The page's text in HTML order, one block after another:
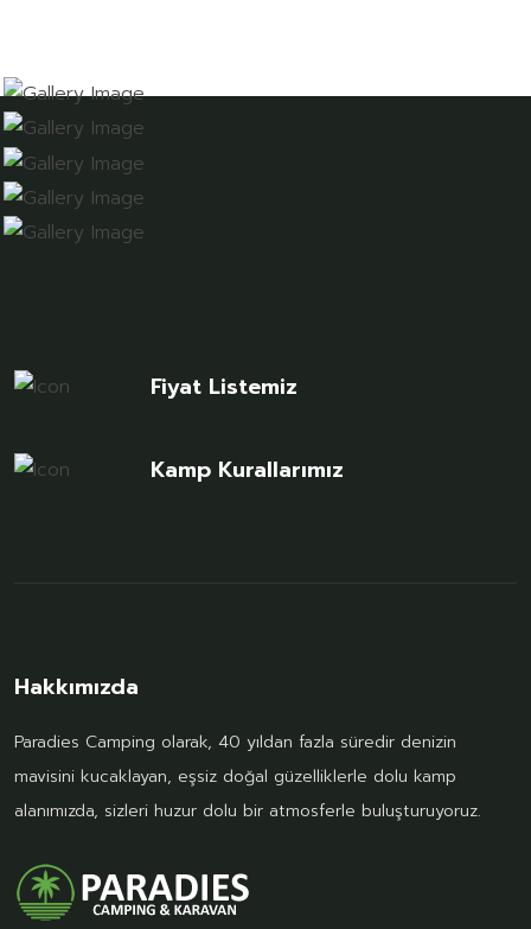
Fiyat Listemiz
Kamp Kurallarımız
Hakkımızda
Paradies Camping olarak, 40 yıldan fazla süredir denizin
mavisini kucaklayan, eşsiz doğal güzelliklerle dolu kamp
alanımızda, sizleri huzur dolu bir atmosferle buluşturuyoruz.